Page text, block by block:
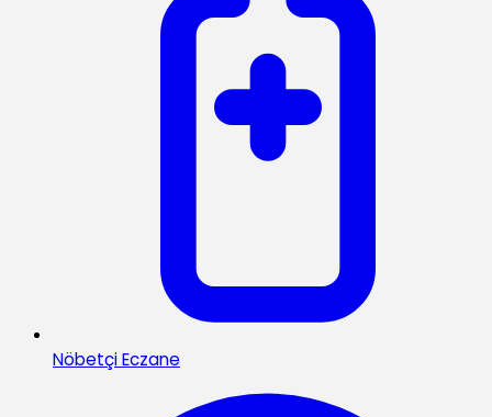
Nöbetçi Eczane